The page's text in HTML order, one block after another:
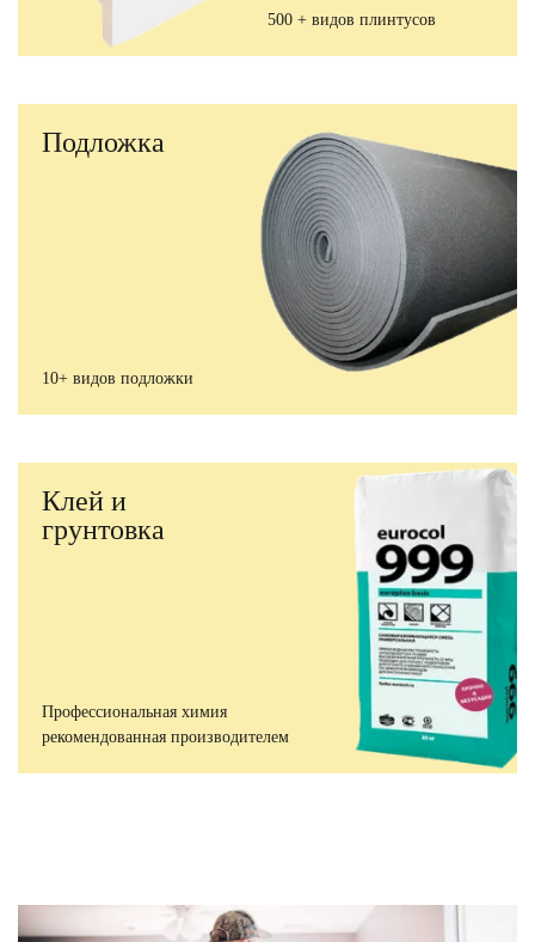
500 + видов плинтусов
Подложка
10+ видов подложки
Клей и
грунтовка
Профессиональная химия
рекомендованная производителем